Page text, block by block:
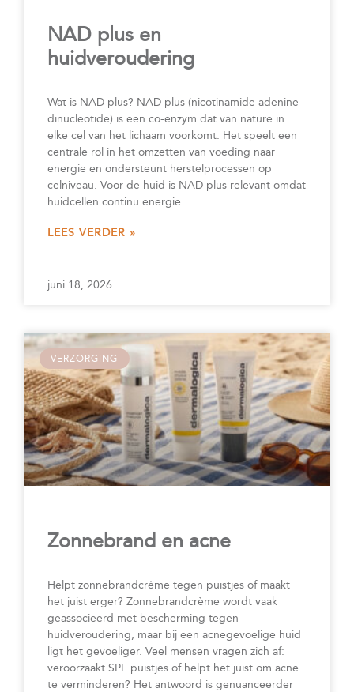
NAD plus en
huidveroudering
Wat is NAD plus? NAD plus (nicotinamide adenine
dinucleotide) is een co-enzym dat van nature in
elke cel van het lichaam voorkomt. Het speelt een
centrale rol in het omzetten van voeding naar
energie en ondersteunt herstelprocessen op
celniveau. Voor de huid is NAD plus relevant omdat
huidcellen continu energie
LEES VERDER »
juni 18, 2026
VERZORGING
Zonnebrand en acne
Helpt zonnebrandcrème tegen puistjes of maakt
het juist erger? Zonnebrandcrème wordt vaak
geassocieerd met bescherming tegen
huidveroudering, maar bij een acnegevoelige huid
ligt het gevoeliger. Veel mensen vragen zich af:
veroorzaakt SPF puistjes of helpt het juist om acne
te verminderen? Het antwoord is genuanceerder